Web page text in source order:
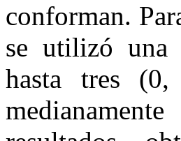
conforman.
se utilizó una
hasta tres